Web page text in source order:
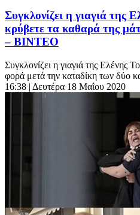
Συγκλονίζει η γιαγιά της
κρύβετε τα καθαρά της
– ΒΙΝΤΕΟ
Συγκλονίζει η γιαγιά της Ελένης
φορά μετά την καταδίκη των δύο
16:38 | Δευτέρα 18 Μαΐου 2020